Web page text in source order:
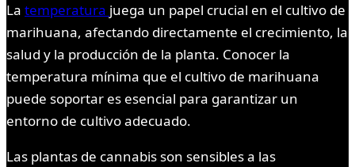
La temperatura juega un papel crucial en el cultivo de
marihuana, afectando directamente el crecimiento, la
salud y la producción de la planta. Conocer la
temperatura mínima que el cultivo de marihuana
puede soportar es esencial para garantizar un
entorno de cultivo adecuado.
Las plantas de cannabis son sensibles a las